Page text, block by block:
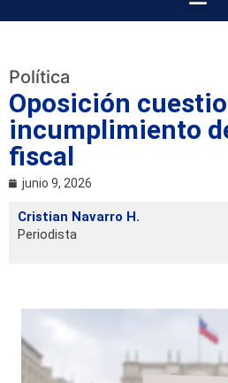
Política
Oposición
incumplimiento
fiscal
junio 9, 2026
Cristian Navarro H.
Periodista